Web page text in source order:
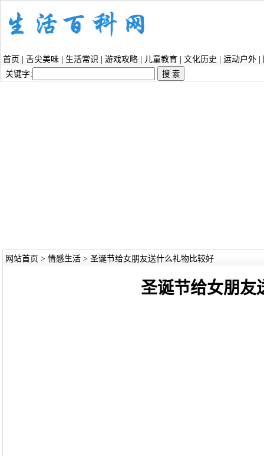
首页 舌尖美味 生活常识 游戏攻略 儿童教育 文化历史 运动户外
关键字:
网站首页 > 情感生活> 圣诞节给女朋友送什么礼物比较好
圣诞节给女朋友